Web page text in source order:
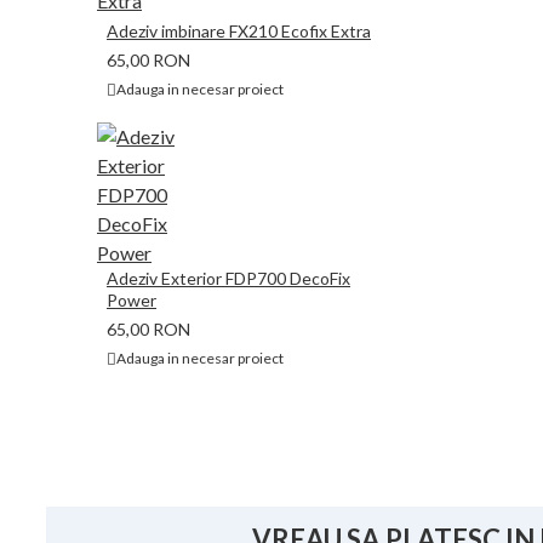
Adeziv imbinare FX210 Ecofix Extra
65,00 RON
Adauga in necesar proiect
Adeziv Exterior FDP700 DecoFix
Power
65,00 RON
Adauga in necesar proiect